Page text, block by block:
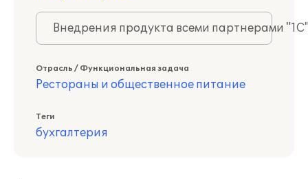
Внедрения продукта всеми партнерами
Отрасль / Функциональная задача
Рестораны и общественное питание
Теги
бухгалтерия